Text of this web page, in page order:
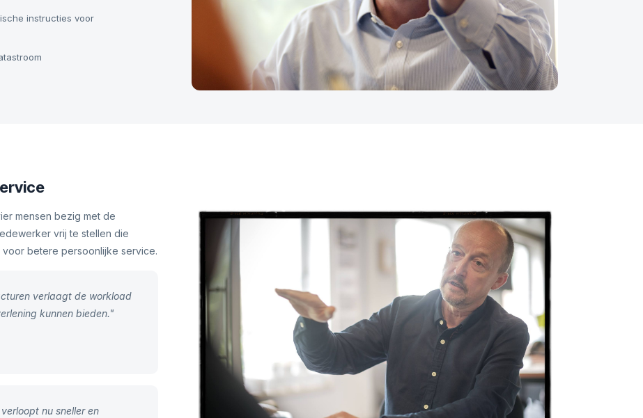
instructies voor
mensen bezig met de
vrij te stellen die
betere persoonlijke service.
verlaagt de workload
kunnen bieden."
nu sneller en